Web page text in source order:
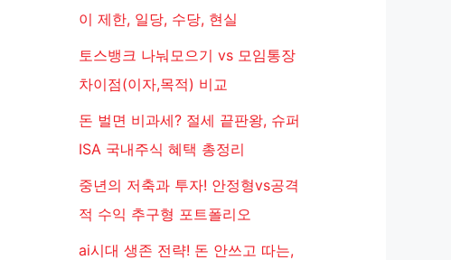
이 제한, 일당, 수당, 현실
토스뱅크 나눠모으기 vs 모임통장
차이점(이자,목적) 비교
돈 벌면 비과세? 절세 끝판왕, 슈퍼
ISA 국내주식 혜택 총정리
중년의 저축과 투자! 안정형vs공격
적 수익 추구형 포트폴리오
ai시대 생존 전략! 돈 안쓰고 따는,